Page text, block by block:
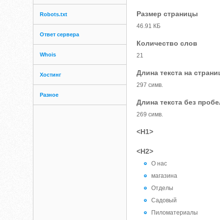
Robots.txt
Ответ сервера
Whois
Хостинг
Разное
Размер страницы
46.91 КБ
Количество слов
21
Длина текста на
297 симв.
Длина текста без
269 симв.
<H1>
<H2>
О нас
магазина
Отделы
Садовый
Пиломатериалы